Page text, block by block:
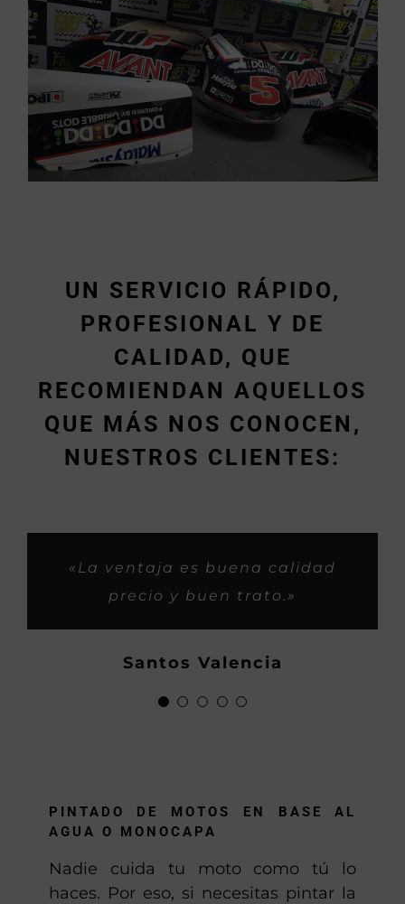
UN SERVICIO RÁPIDO,
PROFESIONAL Y DE
CALIDAD, QUE
RECOMIENDAN AQUELLOS
QUE MÁS NOS CONOCEN,
NUESTROS CLIENTES:
«La ventaja es buena calidad
precio y buen trato.»
Santos Valencia
«Siempre me habeis tratado
super bien, como si fueramos
gassss.»
«Son buenos profesionales y
con iniciativa buena para los
«Muy rápidos y buen trabajo.»
Hector
«Trabajos espectaculares y
rapidos, gasss.»
Demetrio P.
PINTADO DE MOTOS EN BASE AL
AGUA O MONOCAPA
Nadie cuida tu moto como tú lo
haces. Por eso, si necesitas pintar la